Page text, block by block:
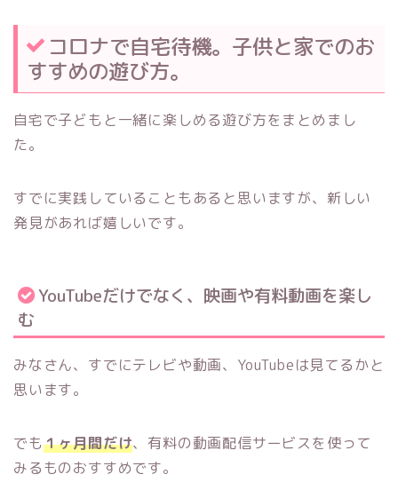
コロナで自宅待機。子供と家でのお
すすめの遊び方。
自宅で子どもと一緒に楽しめる遊び方をまとめまし
た。
すでに実践していることもあると思いますが、新しい
発見があれば嬉しいです。
YouTubeだけでなく、映画や有料動画を楽し
む
みなさん、すでにテレビや動画、YouTubeは見てるかと
思います。
でも１ヶ月間だけ、有料の動画配信サービスを使って
みるものおすすめです。